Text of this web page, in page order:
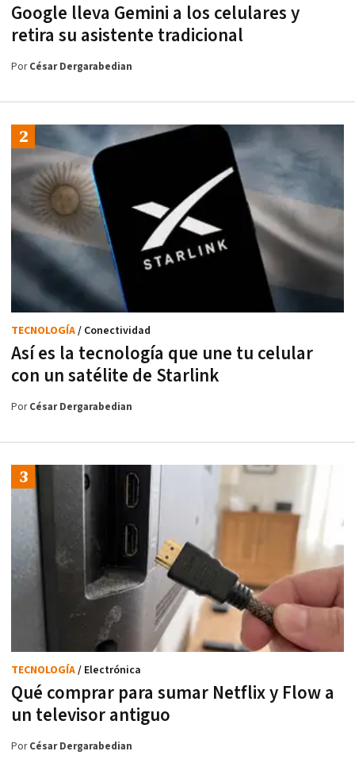
Google lleva Gemini a los celulares y
retira su asistente tradicional
PorCésar Dergarabedian
Así es la tecnología que une tu celular
con un satélite de Starlink
TECNOLOGÍA/ Conectividad
PorCésar Dergarabedian
Qué comprar para sumar Netflix y Flow a
un televisor antiguo
TECNOLOGÍA/ Electrónica
PorCésar Dergarabedian